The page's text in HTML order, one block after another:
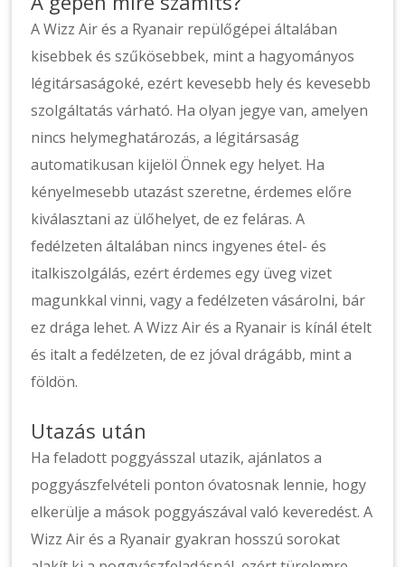
A Wizz Air és a Ryanair repülőgépei általában
kisebbek és szűkösebbek, mint a hagyományos
légitársaságoké, ezért kevesebb hely és kevesebb
szolgáltatás várható. Ha olyan jegye van, amelyen
nincs helymeghatározás, a légitársaság
automatikusan kijelöl Önnek egy helyet. Ha
kényelmesebb utazást szeretne, érdemes előre
kiválasztani az ülőhelyet, de ez feláras. A
fedélzeten általában nincs ingyenes étel- és
italkiszolgálás, ezért érdemes egy üveg vizet
magunkkal vinni, vagy a fedélzeten vásárolni, bár
ez drága lehet. A Wizz Air és a Ryanair is kínál ételt
és italt a fedélzeten, de ez jóval drágább, mint a
földön.
Utazás után
Ha feladott poggyásszal utazik, ajánlatos a
poggyászfelvételi ponton óvatosnak lennie, hogy
elkerülje a mások poggyászával való keveredést. A
Wizz Air és a Ryanair gyakran hosszú sorokat